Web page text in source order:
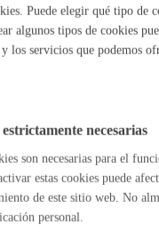
Puede elegir qué tipo de
algunos tipos de cookies
los servicios que podemos
necesarias
son necesarias para el
estas cookies puede
de este sitio web. No
personal.